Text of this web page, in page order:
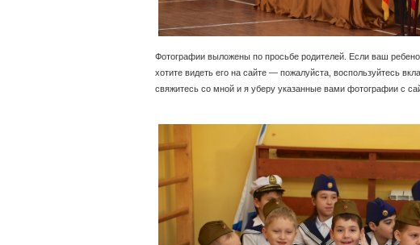
Фотографии выложены по просьбе родителей. Если ваш
хотите видеть его на сайте — пожалуйста, воспользуйтесь
свяжитесь со мной и я уберу указанные вами фотографии с